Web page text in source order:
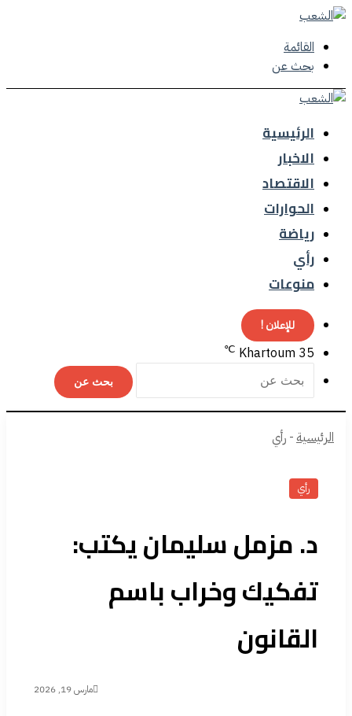
القائمة
بحث عن
الرئيسية
الاخبار
الاقتصاد
الحوارات
رياضة
رأي
منوعات
للإعلان !
Khartoum 35
℃
بحث عن
الرئيسية- رأي
رأي
د. مزمل سليمان يكتب:
تفكيك وخراب باسم
القانون
مارس 19, 2026